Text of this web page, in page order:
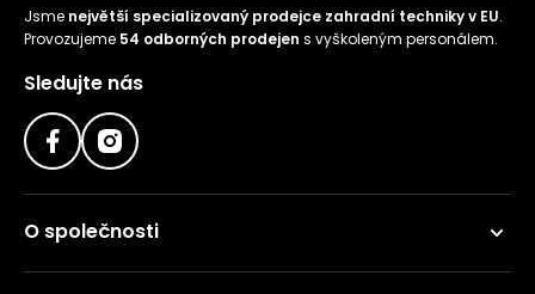
Jsme největší specializovaný prodejce zahradní techniky v EU.
Provozujeme 54 odborných prodejen s vyškoleným personálem.
Sledujte nás
O společnosti